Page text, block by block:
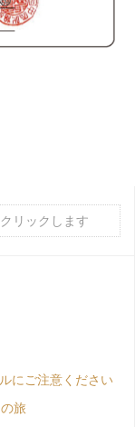
にご注意ください
旅